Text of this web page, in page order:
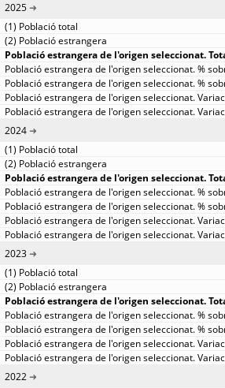
2025
2024
2023
2022